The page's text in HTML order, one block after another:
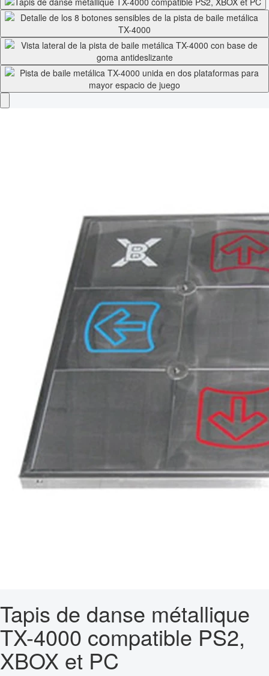
Tapis de danse métallique
TX-4000 compatible PS2,
XBOX et PC